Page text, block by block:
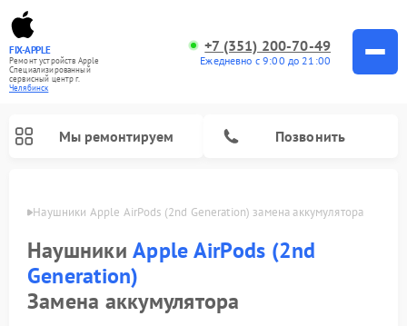
FIX-APPLE
Ремонт устройств Apple
Специализированный
cервисный центр г.
Челябинск
+7 (351) 200-70-49
Ежедневно с 9:00 до 21:00
Мы ремонтируем Позвонить
Наушники Apple AirPods (2nd Generation) замена аккумулятора
НаушникиApple AirPods (2nd
Generation)
Замена аккумулятора